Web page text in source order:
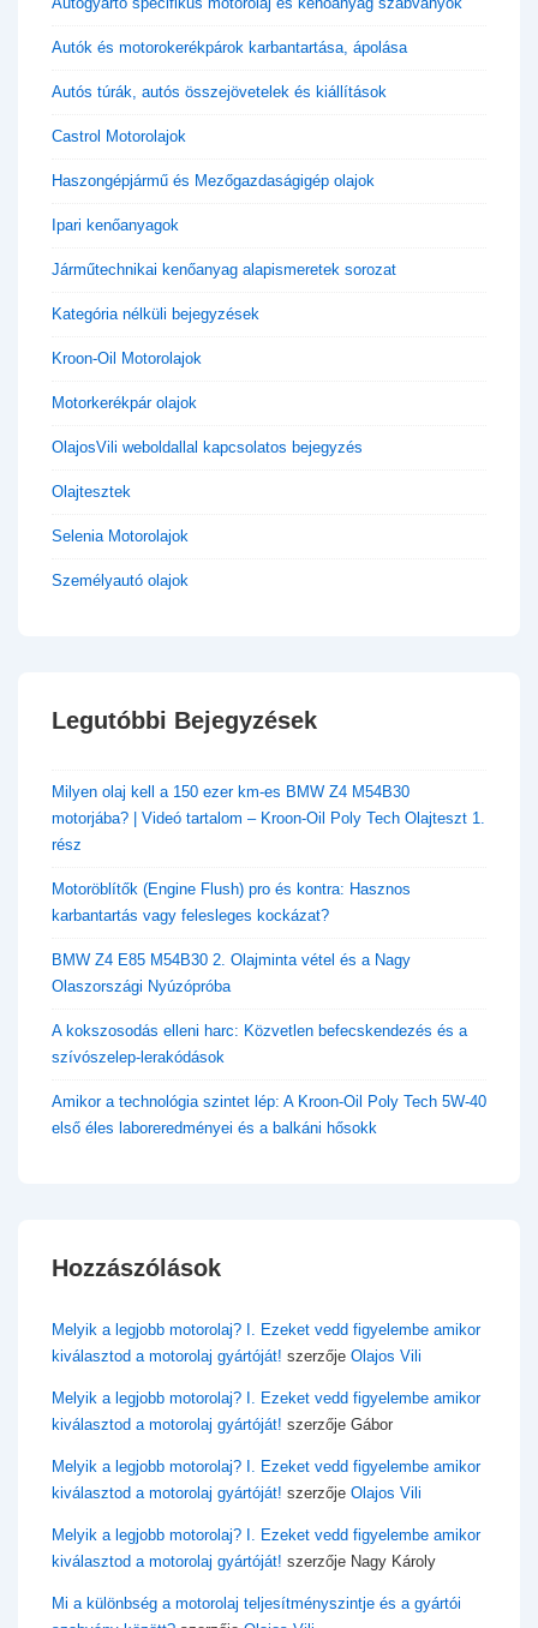
Autók és motorokerékpárok karbantartása, ápolása
Autós túrák, autós összejövetelek és kiállítások
Castrol Motorolajok
Haszongépjármű és Mezőgazdaságigép olajok
Ipari kenőanyagok
Járműtechnikai kenőanyag alapismeretek sorozat
Kategória nélküli bejegyzések
Kroon-Oil Motorolajok
Motorkerékpár olajok
OlajosVili weboldallal kapcsolatos bejegyzés
Olajtesztek
Selenia Motorolajok
Személyautó olajok
Legutóbbi Bejegyzések
​Milyen olaj kell a 150 ezer km-es BMW Z4 M54B30
motorjába? | Videó tartalom – Kroon-Oil Poly Tech Olajteszt 1.
rész
Motoröblítők (Engine Flush) pro és kontra: Hasznos
karbantartás vagy felesleges kockázat?
BMW Z4 E85 M54B30 2. Olajminta vétel és a Nagy
Olaszországi Nyúzópróba
A kokszosodás elleni harc: Közvetlen befecskendezés és a
szívószelep-lerakódások
Amikor a technológia szintet lép: A Kroon-Oil Poly Tech 5W-40
első éles laboreredményei és a balkáni hősokk
Hozzászólások
Melyik a legjobb motorolaj? I. Ezeket vedd figyelembe amikor
kiválasztod a motorolaj gyártóját! szerzője Olajos Vili
Melyik a legjobb motorolaj? I. Ezeket vedd figyelembe amikor
kiválasztod a motorolaj gyártóját! szerzője Gábor
Melyik a legjobb motorolaj? I. Ezeket vedd figyelembe amikor
kiválasztod a motorolaj gyártóját! szerzője Olajos Vili
Melyik a legjobb motorolaj? I. Ezeket vedd figyelembe amikor
kiválasztod a motorolaj gyártóját! szerzője Nagy Károly
Mi a különbség a motorolaj teljesítményszintje és a gyártói